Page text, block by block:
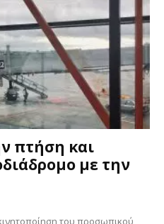
πτήση και
με την
του προσωπικού